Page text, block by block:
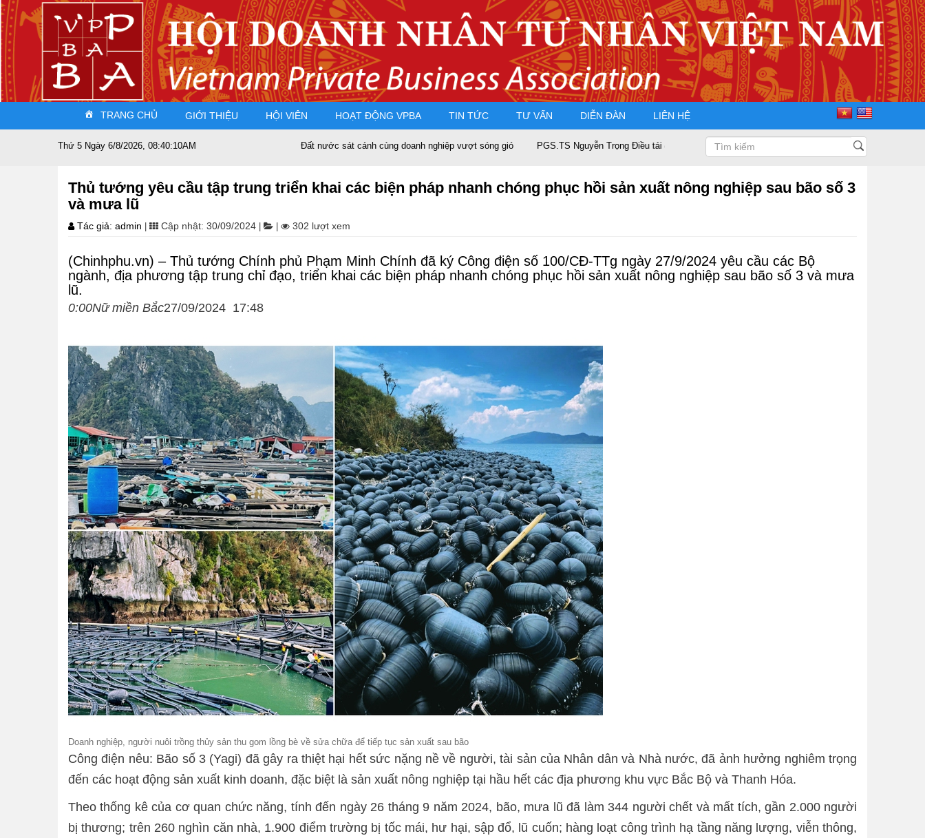
TRANG CHỦ GIỚI THIỆU HỘI VIÊN HOẠT ĐỘNG VPBA TIN TỨC TƯ VẤN DIỄN ĐÀN LIÊN HỆ
Thứ 5 Ngày 6/8/2026, 08:40:11AM Đất nước sát cánh cùng doanh nghiệp vượt sóng gió PGS.TS Nguyễn Trọng Điều tái đắc cử Chủ tịch Hội Doanh nhân Tư nhân Việt Nam nhiệm kỳ 2025 – 2030
Thủ tướng yêu cầu tập trung triển khai các biện pháp nhanh chóng phục hồi sản xuất nông nghiệp sau bão số 3
và mưa lũ
Tác giả: admin Cập nhật: 30/09/2024 302 lượt xem
(Chinhphu.vn) – Thủ tướng Chính phủ Phạm Minh Chính đã ký Công điện số 100/CĐ-TTg ngày 27/9/2024 yêu cầu các Bộ
ngành, địa phương tập trung chỉ đạo, triển khai các biện pháp nhanh chóng phục hồi sản xuất nông nghiệp sau bão số 3 và mưa
lũ.
0:00Nữ miền Bắc27/09/2024 17:48
Doanh nghiệp, người nuôi trồng thủy sản thu gom lồng bè về sửa chữa để tiếp tục sản xuất sau bão
Công điện nêu: Bão số 3 (Yagi) đã gây ra thiệt hại hết sức nặng nề về người, tài sản của Nhân dân và Nhà nước, đã ảnh hưởng nghiêm trọng
đến các hoạt động sản xuất kinh doanh, đặc biệt là sản xuất nông nghiệp tại hầu hết các địa phương khu vực Bắc Bộ và Thanh Hóa.
Theo thống kê của cơ quan chức năng, tính đến ngày 26 tháng 9 năm 2024, bão, mưa lũ đã làm 344 người chết và mất tích, gần 2.000 người
bị thương; trên 260 nghìn căn nhà, 1.900 điểm trường bị tốc mái, hư hại, sập đổ, lũ cuốn; hàng loạt công trình hạ tầng năng lượng, viễn thông,